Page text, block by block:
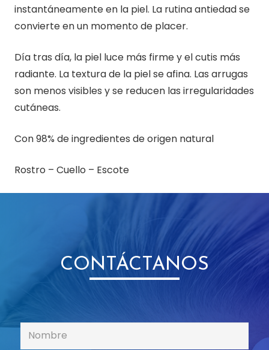
instantáneamente en la piel. La rutina antiedad se
convierte en un momento de placer.
Día tras día, la piel luce más firme y el cutis más
radiante. La textura de la piel se afina. Las arrugas
son menos visibles y se reducen las irregularidades
cutáneas.
Con 98% de ingredientes de origen natural
Rostro – Cuello – Escote
CONTÁCTANOS